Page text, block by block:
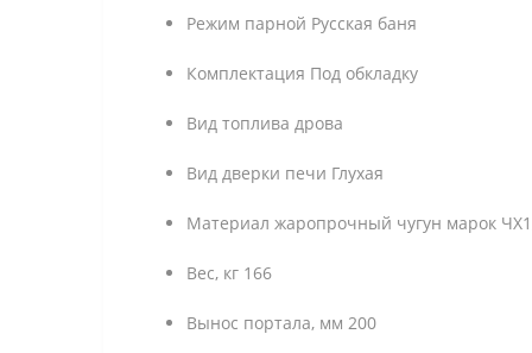
Режим парной Русская баня
Комплектация Под обкладку
Вид топлива дрова
Вид дверки печи Глухая
Материал жаропрочный чугун марок
Вес, кг 166
Вынос портала, мм 200